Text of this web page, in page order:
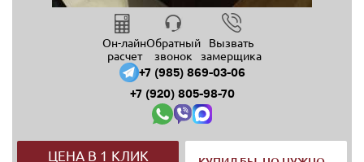
Он-лайн
расчет
Обратный
звонок
Вызвать
замерщика
+7 (985) 869-03-06
+7 (920) 805-98-70
ЦЕНА В 1 КЛИК